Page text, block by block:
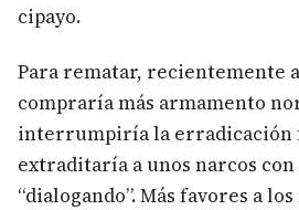
cipayo.
Para rematar, recientemente
compraría más armamento
interrumpiría la erradicación
extraditaría a unos narcos con
“dialogando”. Más favores a